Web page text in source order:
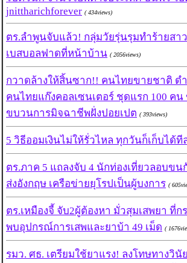
jnittharichforever ( 434views)
ตร.ลำพูนจับแล้ว! กลุ่มวัยรุ่นรุมทำร้ายสา
เบสบอลฟาดที่หน้าบ้าน ( 2056views)
กวาดล้างให้สิ้นซาก!! คนไทยขายชาติ ด
คนไทยแก๊งคอลเซนเตอร์ ชุดแรก 100 ค
ขบวนการมิจฉาชีพฝั่งปอยเปต ( 393views)
5 วิธีออมเงินไม่ให้รั่วไหล ทุกวันก็เก็บได้ที
ตร.ภาค 5 แถลงจับ 4 นักท่องเที่ยวลอบขน
ส่งอังกฤษ เครือข่ายยุโรปเป็นผู้บงการ (
ตร.เหมืองจี้ จับ2ผู้ต้องหา มั่วสุมเสพยา ที่
พบอุปกรณ์การเสพและยาบ้า 49 เม็ด (
รมว. ศธ. เตรียมใช้ยาแรง! ลงโทษทางวินั